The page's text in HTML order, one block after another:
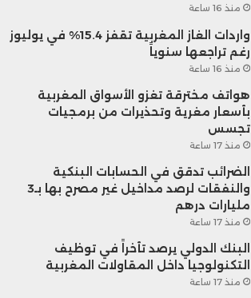
منذ 16 ساعة
واردات الغاز المغربية تقفز 15.4% في يوليوز
رغم تراجعها سنوياً
منذ 16 ساعة
هواتف مخترقة تغزو الأسواق المغربية
بأسعار مغرية وتحذيرات من برمجيات
تجسس
منذ 17 ساعة
الضرائب تدقق في الحسابات البنكية
والنفقات لرصد مداخيل غير مصرح بها بـ3
مليارات درهم
منذ 17 ساعة
البنك الدولي يرصد تأخراً في توظيف
التكنولوجيا داخل المقاولات المغربية
منذ 17 ساعة